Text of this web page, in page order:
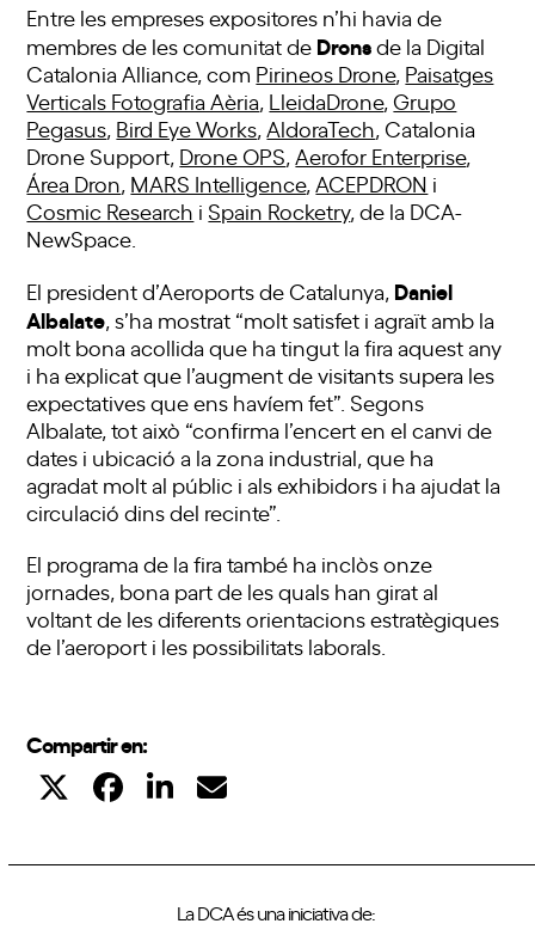
Entre les empreses expositores n’hi havia de
membres de les comunitat de Dronsde la Digital
Catalonia Alliance, com Pirineos Drone, Paisatges
Verticals Fotografia Aèria LleidaDrone, Grupo
Pegasus Bird Eye Works AldoraTech , Catalonia
Drone Support, Drone OPS Aerofor Enterprise,
Área Dron MARS Intelligence, ACEPDRON i
Cosmic Research i Spain Rocketry, de la DCA-
NewSpace.
El president d’Aeroports de Catalunya, Daniel
Albalate , s’ha mostrat “molt satisfet i agraït amb la
molt bona acollida que ha tingut la fira aquest any
i ha explicat que l’augment de visitants supera les
expectatives que ens havíem fet”. Segons
Albalate, tot això “confirma l’encert en el canvi de
dates i ubicació a la zona industrial, que ha
agradat molt al públic i als exhibidors i ha ajudat la
circulació dins del recinte”.
El programa de la fira també ha inclòs onze
jornades, bona part de les quals han girat al
voltant de les diferents orientacions estratègiques
de l’aeroport i les possibilitats laborals.
Compartir en:
La DCA és una iniciativa de: